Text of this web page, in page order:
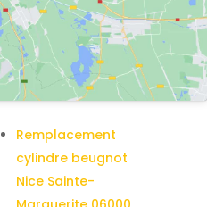
Remplacement
cylindre beugnot
Nice Sainte-